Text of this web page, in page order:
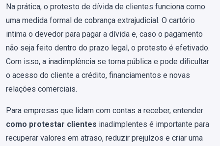
Na prática, o protesto de dívida de clientes funciona como
uma medida formal de cobrança extrajudicial. O cartório
intima o devedor para pagar a dívida e, caso o pagamento
não seja feito dentro do prazo legal, o protesto é efetivado.
Com isso, a inadimplência se torna pública e pode dificultar
o acesso do cliente a crédito, financiamentos e novas
relações comerciais.
Para empresas que lidam com contas a receber, entender
como protestar clientes inadimplentes é importante para
recuperar valores em atraso, reduzir prejuízos e criar uma